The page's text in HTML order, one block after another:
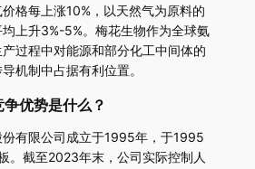
格每上涨10%，以天然气为原料的
上升3%-5%。梅花生物作为全球氨
过程中对能源和部分化工中间体的
机制中占据有利位置。
优势是什么？
有限公司成立于1995年，于1995
。截至2023年末，公司实际控制人